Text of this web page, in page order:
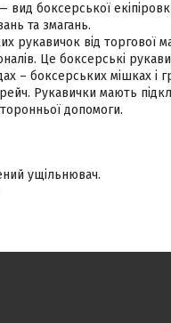
вид боксерської
та змагань.
рукавичок від торгової
Це боксерські
– боксерських мішках і
Рукавички мають
допомоги.
ущільнювач.